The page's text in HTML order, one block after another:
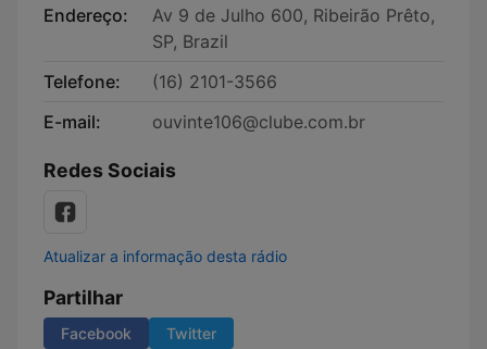
Endereço:
Av 9 de Julho 600, Ribeirão Prêto,
SP, Brazil
Telefone:
(16) 2101-3566
E-mail:
ouvinte106@clube.com.br
Redes Sociais
Atualizar a informação desta rádio
Partilhar
Facebook Twitter